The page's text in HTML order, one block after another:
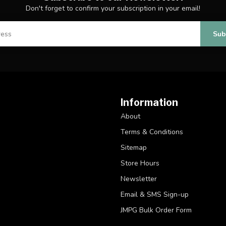
Don't forget to confirm your subscription in your email!
Information
About
Terms & Conditions
Sitemap
Store Hours
Newsletter
Email & SMS Sign-up
JMPG Bulk Order Form